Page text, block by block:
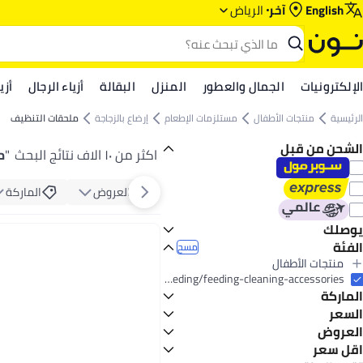
English آخر الرياض‎‎
الإلكترونيات الجمال والعطور المنزل البقالة أزياء الرجال
الرئيسية منتجات الأطفال مستلزمات الإطعام إرضاع بالزجاجة ملحقات التنظيف
الشحن من قبل
يوصلك
اليوم
الفئة مسح
منتجات الأطفال
الكل منتجات الأطفال
مستلزمات الإطعام
الكل مستلزمات الإطعام
إرضاع بالزجاجة
الكل إرضاع بالزجاجة
ملحقات التنظيف
baby-products/feeding-16153/bottle-feeding/feeding-cleaning-accessories
الماركة
بيجون
دكتور براونز
السعر
عرض التنائج العروض
عرض
اقل سعر
اكثر من ١٠ الاف نتائج البحث "
العروض
الماركة